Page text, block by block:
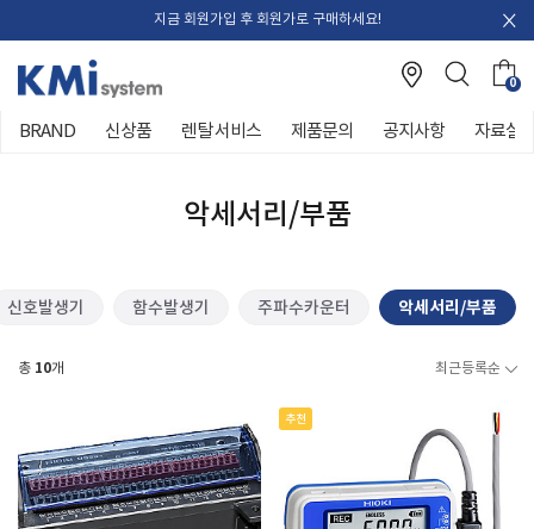
지금 회원가입 후 회원가로 구매하세요!
0
BRAND 신상품 렌탈 서비스 제품문의 공지사항 자료실
악세서리/부품
신호발생기 함수발생기 주파수카운터 악세서리/부품
총 10개 최근등록순
추천